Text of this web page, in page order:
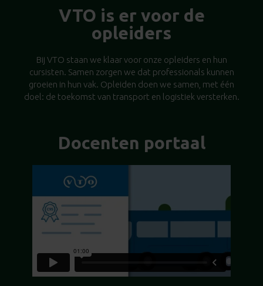
VTO is er voor de
opleiders
Bij VTO staan we klaar voor onze opleiders en hun
cursisten. Samen zorgen we dat professionals kunnen
groeien in hun vak. Opleiden doen we samen, met één
doel: de toekomst van transport en logistiek versterken.
Docenten portaal